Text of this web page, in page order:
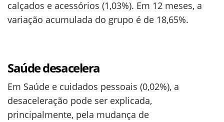
calçados e acessórios (1,03%). Em 12 meses, a
variação acumulada do grupo é de 18,65%.
Saúde desacelera
Em Saúde e cuidados pessoais (0,02%), a
desaceleração pode ser explicada,
principalmente, pela mudança de